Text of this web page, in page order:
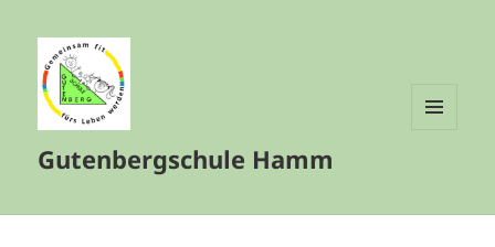
Gutenbergschule Hamm